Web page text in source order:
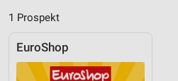
1 Prospekt
EuroShop